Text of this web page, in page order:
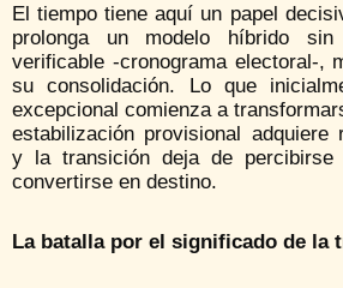
El tiempo tiene aquí un papel
prolonga un modelo híbrido sin
verificable -cronograma electoral-,
su consolidación. Lo que
excepcional comienza a
estabilización provisional adquiere
y la transición deja de percibirse
convertirse en destino.
La batalla por el significado de la